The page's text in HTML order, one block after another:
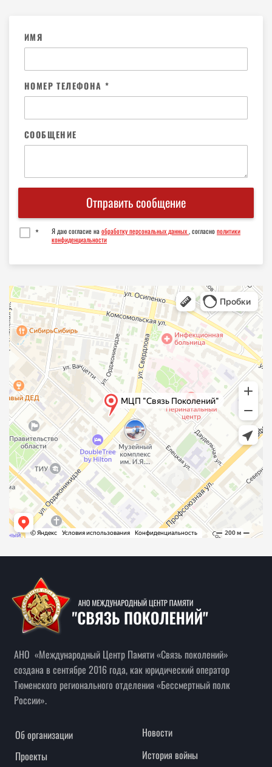
17
18
19
20
22
23
17
18
19
20
22
23
24
25
26
27
28
29
30
31
32
33
34
35
37
38
39
40
41
42
17
18
19
20
22
23
24
25
26
27
28
29
30
31
32
33
34
35
37
38
39
40
42
ИМЯ
НОМЕР ТЕЛЕФОНА *
СООБЩЕНИЕ
Отправить сообщение
* Я даю согласие наобработку персональных данных, согласнополитики
конфиденциальности
АНО «Международный Центр Памяти «Связь поколений»
создана в сентябре 2016 года, как юридический оператор
Тюменского регионального отделения «Бессмертный полк
России».
Об организации
Проекты
Новости
История войны